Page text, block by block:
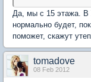
Да, мы с 15 этажа. В
нормально будет,
поможет, скажут
tomadove
08 Feb 2012